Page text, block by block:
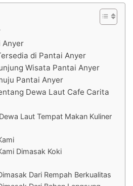
Anyer
di Pantai Anyer
Wisata Pantai Anyer
Pantai Anyer
Dewa Laut Cafe Carita
Laut Tempat Makan Kuliner
Dimasak Koki
Dari Rempah Berkualitas